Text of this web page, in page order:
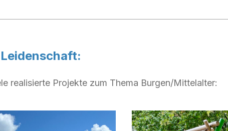
realisierte Projekte zum Thema Burgen/Mittelalter: